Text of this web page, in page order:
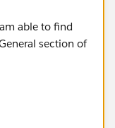
able to find
section of